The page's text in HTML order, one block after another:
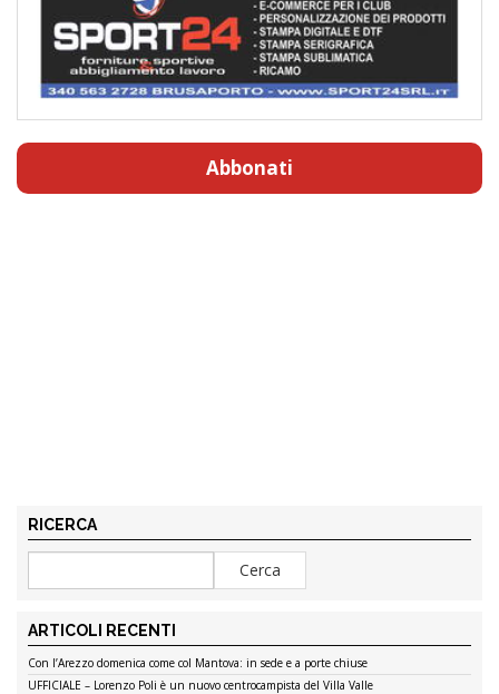
Abbonati
RICERCA
ARTICOLI RECENTI
Con l’Arezzo domenica come col Mantova: in sede e a porte chiuse
UFFICIALE – Lorenzo Poli è un nuovo centrocampista del Villa Valle